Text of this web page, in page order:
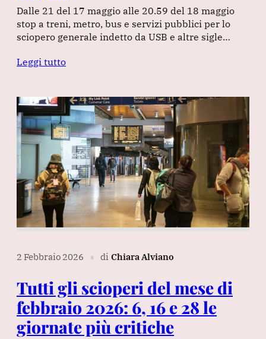
Dalle 21 del 17 maggio alle 20.59 del 18 maggio
stop a treni, metro, bus e servizi pubblici per lo
sciopero generale indetto da USB e altre sigle…
Leggi tutto
2 Febbraio 2026 ∎ di Chiara Alviano
Tutti gli scioperi del mese di
febbraio 2026: 6, 16 e 28 le
giornate più critiche